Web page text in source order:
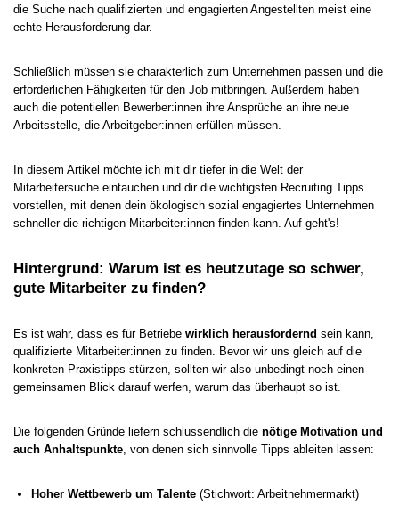
die Suche nach qualifizierten und engagierten Angestellten meist eine
echte Herausforderung dar.
Schließlich müssen sie charakterlich zum Unternehmen passen und die
erforderlichen Fähigkeiten für den Job mitbringen. Außerdem haben
auch die potentiellen Bewerber:innen ihre Ansprüche an ihre neue
Arbeitsstelle, die Arbeitgeber:innen erfüllen müssen.
In diesem Artikel möchte ich mit dir tiefer in die Welt der
Mitarbeitersuche eintauchen und dir die wichtigsten Recruiting Tipps
vorstellen, mit denen dein ökologisch sozial engagiertes Unternehmen
schneller die richtigen Mitarbeiter:innen finden kann. Auf geht's!
Hintergrund: Warum ist es heutzutage so schwer,
gute Mitarbeiter zu finden?
Es ist wahr, dass es für Betriebe wirklich herausfordernd sein kann,
qualifizierte Mitarbeiter:innen zu finden. Bevor wir uns gleich auf die
konkreten Praxistipps stürzen, sollten wir also unbedingt noch einen
gemeinsamen Blick darauf werfen, warum das überhaupt so ist.
Die folgenden Gründe liefern schlussendlich die nötige Motivation und
auch Anhaltspunkte, von denen sich sinnvolle Tipps ableiten lassen:
Hoher Wettbewerb um Talente (Stichwort: Arbeitnehmermarkt)